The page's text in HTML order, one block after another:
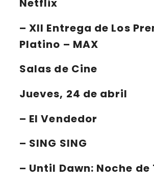
Netflix
–XII Entrega de Los
Platino – MAX
Salas de Cine
Jueves, 24 de abril
– El Vendedor
– SING SING
– Until Dawn: Noche de